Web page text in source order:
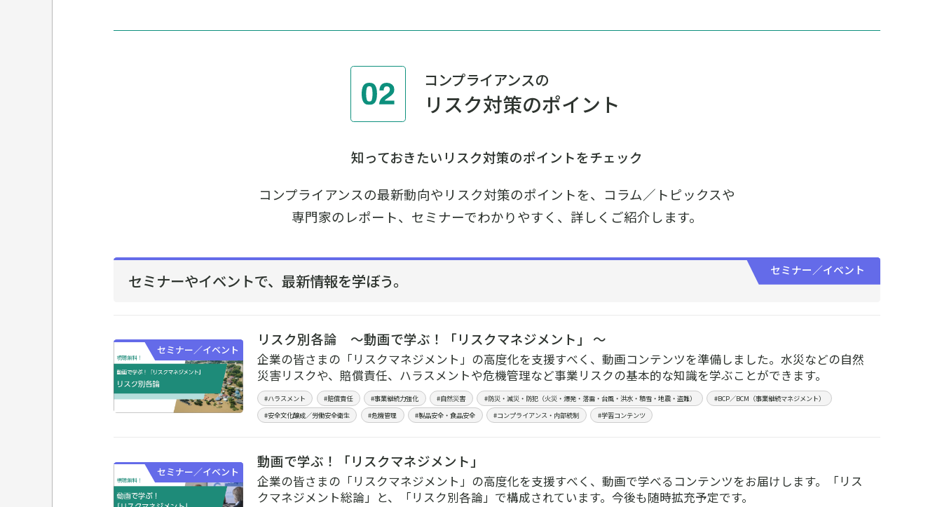
コンプライアンスの
リスク対策のポイント
知っておきたいリスク対策のポイントをチェック
コンプライアンスの最新動向やリスク対策のポイントを、コラム／トピックスや
専門家のレポート、セミナーでわかりやすく、詳しくご紹介します。
セミナーやイベントで、最新情報を学ぼう。
セミナー／イベント
セミナー／イベント
リスク別各論 ～動画で学ぶ！「リスクマネジメント」 ～
企業の皆さまの「リスクマネジメント」の高度化を支援すべく、動画コンテンツを準備しました。水災などの自然
災害リスクや、賠償責任、ハラスメントや危機管理など事業リスクの基本的な知識を学ぶことができます。
#ハラスメント #賠償責任 #事業継続力強化 #自然災害 #防災・減災・防犯（火災・爆発・落雷・台風・洪水・積雪・地震・盗難）
#BCP／BCM（事業継続マネジメント）
#安全文化醸成／労働安全衛生
#危機管理 #製品安全・食品安全 #コンプライアンス・内部統制 #学習コンテンツ
セミナー／イベント
動画で学ぶ！「リスクマネジメント」
企業の皆さまの「リスクマネジメント」の高度化を支援すべく、動画で学べるコンテンツをお届けします。「リス
クマネジメント総論」と、「リスク別各論」で構成されています。今後も随時拡充予定です。